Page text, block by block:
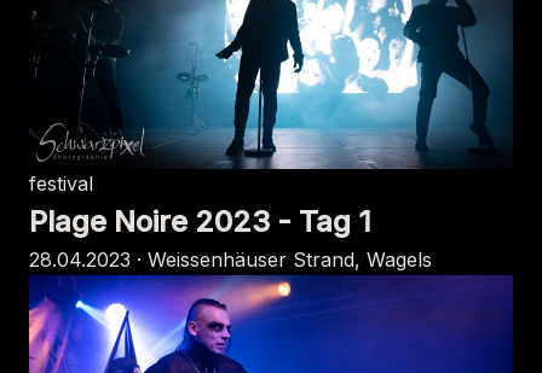
festival
Plage Noire 2023 - Tag 1
28.04.2023 · Weissenhäuser Strand, Wagels